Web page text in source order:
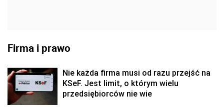
Firma i prawo
Nie każda firma musi od razu przejść na
KSeF. Jest limit, o którym wielu
przedsiębiorców nie wie